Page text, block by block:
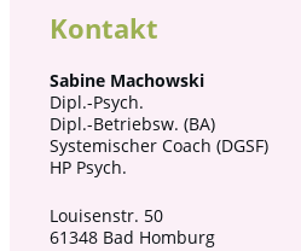
Kontakt
Sabine Machowski
Dipl.-Psych.
Dipl.-Betriebsw. (BA)
Systemischer Coach (DGSF)
HP Psych.
Louisenstr. 50
61348 Bad Homburg